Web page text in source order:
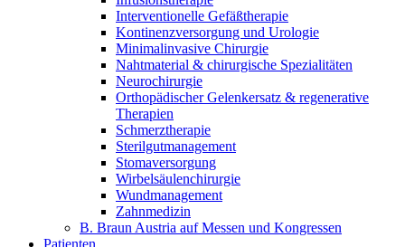
Interventionelle Gefäßtherapie
Kontinenzversorgung und Urologie
Minimalinvasive Chirurgie
Nahtmaterial & chirurgische Spezialitäten
Neurochirurgie
Orthopädischer Gelenkersatz & regenerative
Therapien
Schmerztherapie
Sterilgutmanagement
Stomaversorgung
Wirbelsäulenchirurgie
Wundmanagement
Zahnmedizin
B. Braun Austria auf Messen und Kongressen
Patienten